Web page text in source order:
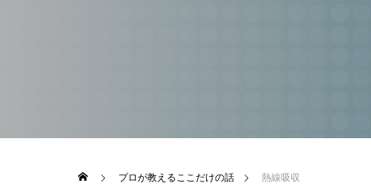
プロが教えるここだけの話 熱線吸収